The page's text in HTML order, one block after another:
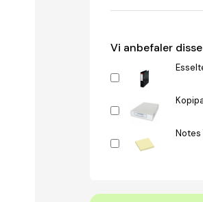
Vi anbefaler
Notes